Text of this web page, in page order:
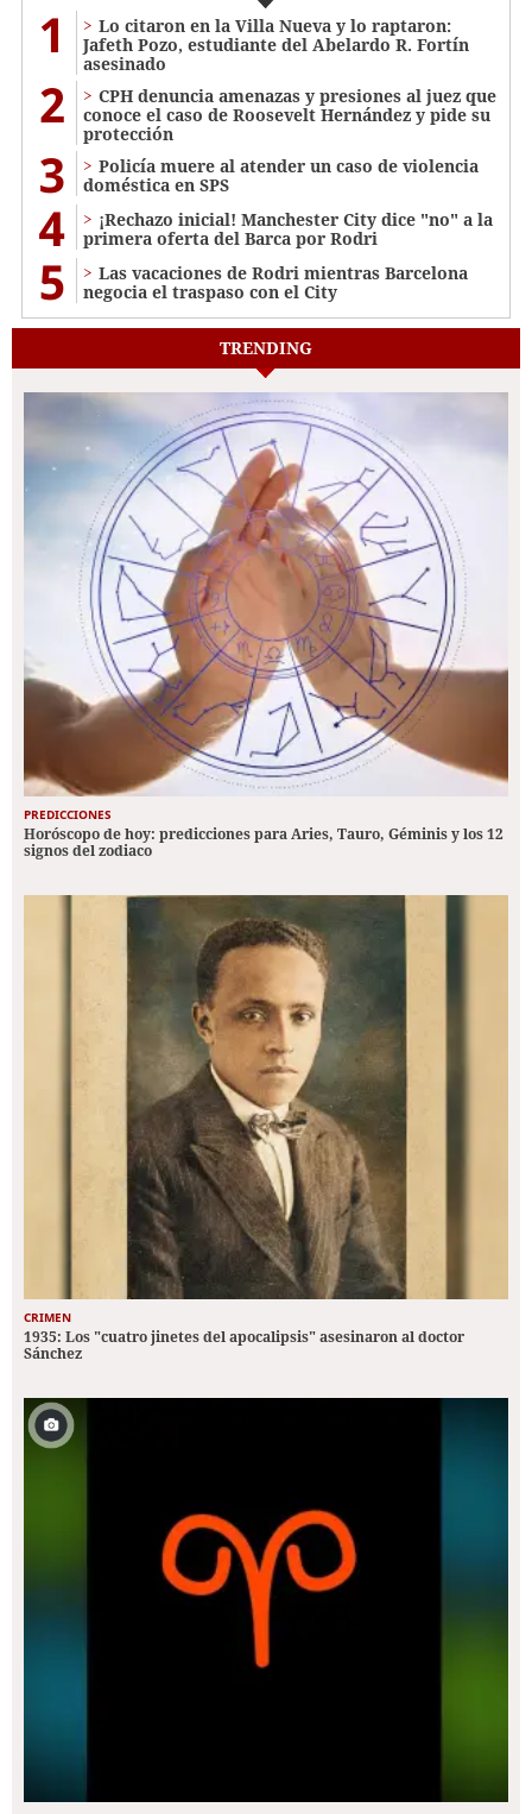
1
Lo citaron en la Villa Nueva y lo raptaron:
Jafeth Pozo, estudiante del Abelardo R. Fortín
asesinado
2
CPH denuncia amenazas y presiones al juez que
conoce el caso de Roosevelt Hernández y pide su
protección
3
Policía muere al atender un caso de violencia
doméstica en SPS
4
¡Rechazo inicial! Manchester City dice "no" a la
primera oferta del Barca por Rodri
5
Las vacaciones de Rodri mientras Barcelona
negocia el traspaso con el City
TRENDING
PREDICCIONES
Horóscopo de hoy: predicciones para Aries, Tauro, Géminis y los 12
signos del zodiaco
CRIMEN
1935: Los "cuatro jinetes del apocalipsis" asesinaron al doctor
Sánchez